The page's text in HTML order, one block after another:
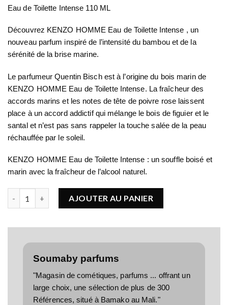
Eau de Toilette Intense 110 ML
Découvrez KENZO HOMME Eau de Toilette Intense , un
nouveau parfum inspiré de l’intensité du bambou et de la
sérénité de la brise marine.
Le parfumeur Quentin Bisch est à l’origine du bois marin de
KENZO HOMME Eau de Toilette Intense. La fraîcheur des
accords marins et les notes de tête de poivre rose laissent
place à un accord addictif qui mélange le bois de figuier et le
santal et n’est pas sans rappeler la touche salée de la peau
réchauffée par le soleil.
KENZO HOMME Eau de Toilette Intense : un souffle boisé et
marin avec la fraîcheur de l’alcool naturel.
AJOUTER AU PANIER
Soumaby parfums
"Magasin de cométiques, parfums ... offrant un
large choix, une sélection de plus de 300
Références, situé à Bamako au Mali."